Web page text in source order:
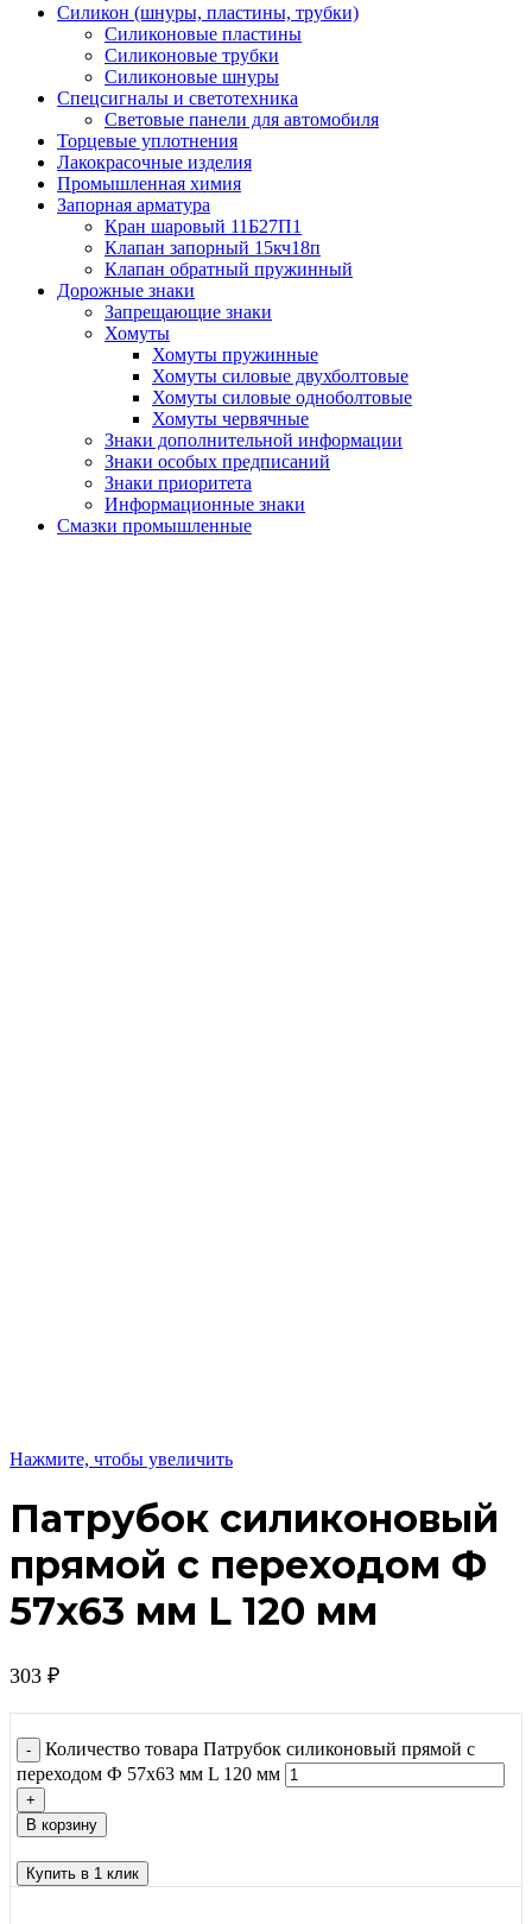
Силикон (шнуры, пластины, трубки)
Силиконовые пластины
Силиконовые трубки
Силиконовые шнуры
Спецсигналы и светотехника
Световые панели для автомобиля
Торцевые уплотнения
Лакокрасочные изделия
Промышленная химия
Запорная арматура
Кран шаровый 11Б27П1
Клапан запорный 15кч18п
Клапан обратный пружинный
Дорожные знаки
Запрещающие знаки
Хомуты
Хомуты пружинные
Хомуты силовые двухболтовые
Хомуты силовые одноболтовые
Хомуты червячные
Знаки дополнительной информации
Знаки особых предписаний
Знаки приоритета
Информационные знаки
Смазки промышленные
Нажмите, чтобы увеличить
Патрубок силиконовый
прямой с переходом Ф
57х63 мм L 120 мм
303 ₽
Количество товара Патрубок силиконовый прямой с
переходом Ф 57х63 мм L 120 мм
В корзину
Купить в 1 клик